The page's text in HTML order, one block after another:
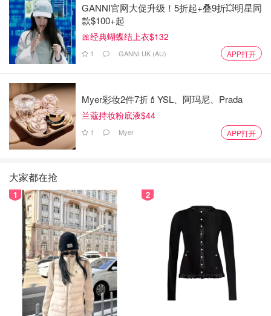
GANNI官网大促升级！5折起+叠9折💥明星同
款$100+起
🎀经典蝴蝶结上衣$132
1 GANNI UK (AU) APP打开
Myer彩妆2件7折💄YSL、阿玛尼、Prada
兰蔻持妆粉底液$44
1 Myer APP打开
大家都在抢
1 2